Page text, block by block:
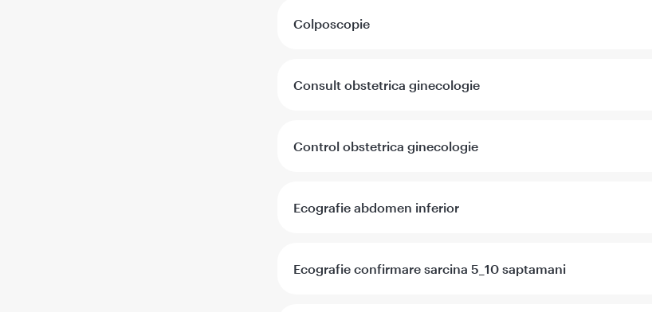
Colposcopie
Consult obstetrica ginecologie
Control obstetrica ginecologie
Ecografie abdomen inferior
Ecografie confirmare sarcina 5_10 saptamani